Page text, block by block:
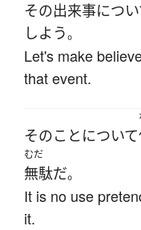
その出来事につ
しよう。
Let's make
that event.
そのことについて
むだ
無駄だ。
It is no use
it.